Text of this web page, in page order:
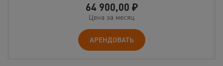
64 900,00 ₽
Цена за месяц
АРЕНДОВАТЬ